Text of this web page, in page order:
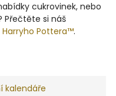
cukrovinek, nebo
si náš
Pottera™.
kalendáře